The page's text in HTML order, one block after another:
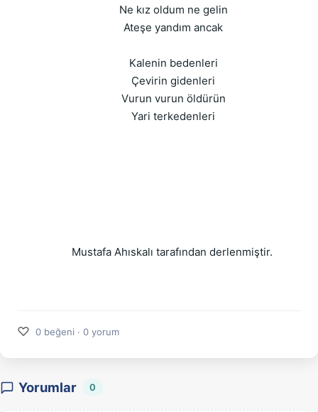
Ne kız oldum ne gelin
Ateşe yandım ancak
Kalenin bedenleri
Çevirin gidenleri
Vurun vurun öldürün
Yari terkedenleri
Mustafa Ahıskalı tarafından derlenmiştir.
♡ 0 beğeni · 0 yorum
Yorumlar 0